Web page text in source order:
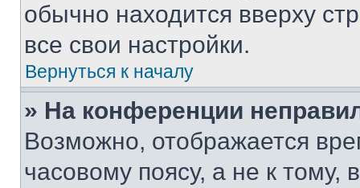
обычно находится вверху
все свои настройки.
Вернуться к началу
» На конференции
Возможно, отображается
часовому поясу, а не к тому,